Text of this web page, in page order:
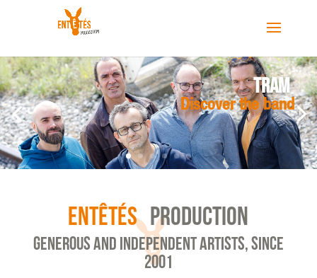
TRAM
Discover the band
ENTÊTÉS PRODUCTION
GENEROUS AND INDEPENDENT ARTISTS, SINCE
2001